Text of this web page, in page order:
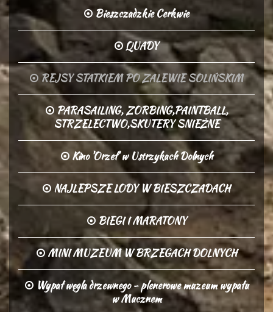
Bieszczadzkie Cerkwie
QUADY
REJSY STATKIEM PO ZALEWIE SOLIŃSKIM
PARASAILING, ZORBING,PAINTBALL,
STRZELECTWO,SKUTERY SNIEŻNE
Kino 'Orzeł' w Ustrzykach Dolnych
NAJLEPSZE LODY W BIESZCZADACH
BIEGI I MARATONY
MINI MUZEUM W BRZEGACH DOLNYCH
Wypał węgla drzewnego - plenerowe muzeum wypału
w Mucznem